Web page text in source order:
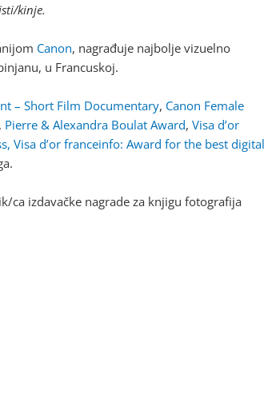
kinje.
Canon, nagrađuje najbolje vizuelno
u Francuskoj.
– Short Film Documentary, Canon Female
, Pierre & Alexandra Boulat Award, Visa d’or
Visa d’or franceinfo: Award for the best digital
ca izdavačke nagrade za knjigu fotografija